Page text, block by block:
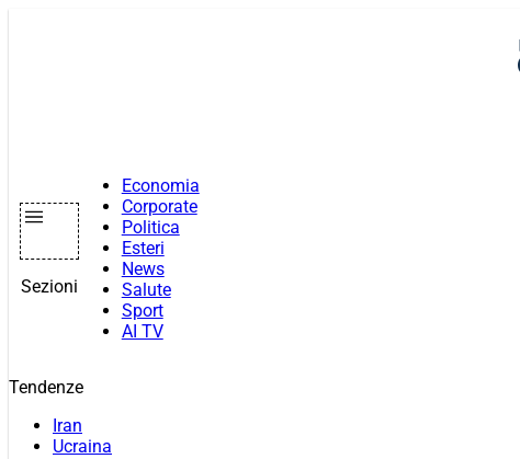
Sezioni
Economia
Corporate
Politica
Esteri
News
Salute
Sport
AI TV
Tendenze
Iran
Ucraina